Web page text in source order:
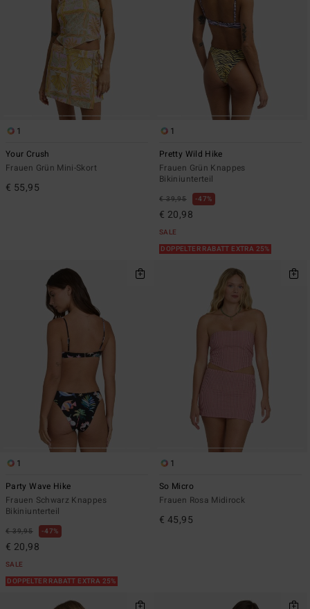
1
Your Crush
Frauen Grün Mini-Skort
€ 55,95
1
Pretty Wild Hike
Frauen Grün Knappes
Bikiniunterteil
€ 39,95 47%
€ 20,98
SALE
DOPPELTER RABATT EXTRA 25%
1
Party Wave Hike
Frauen Schwarz Knappes
Bikiniunterteil
€ 39,95 47%
€ 20,98
SALE
DOPPELTER RABATT EXTRA 25%
1
So Micro
Frauen Rosa Midirock
€ 45,95